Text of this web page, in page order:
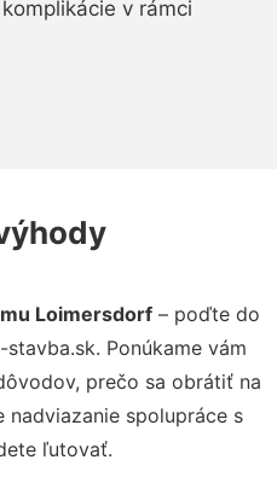
v rámci
Loimersdorf – poďte do
Ponúkame vám
prečo sa obrátiť na
nadviazanie spolupráce s
ľutovať.